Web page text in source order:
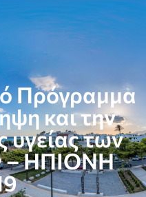
Πρόγραμμα
και την
των
– ΗΠΙΟΝΗ